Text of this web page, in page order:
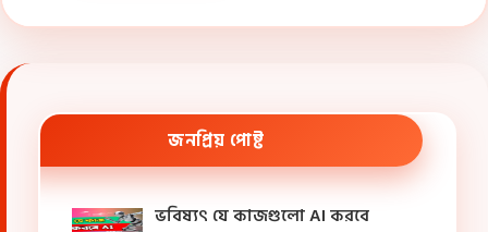
জনপ্রিয় পোষ্ট
ভবিষ্যৎ যে কাজগুলো AI করবে